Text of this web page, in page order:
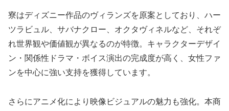
寮はディズニー作品のヴィランズを原案としており、ハー
ツラビュル、サバナクロー、オクタヴィネルなど、それぞ
れ世界観や価値観が異なるのが特徴。キャラクターデザイ
ン・関係性ドラマ・ボイス演出の完成度が高く、女性ファ
ンを中心に強い支持を獲得しています。
さらにアニメ化により映像ビジュアルの魅力も強化。本商